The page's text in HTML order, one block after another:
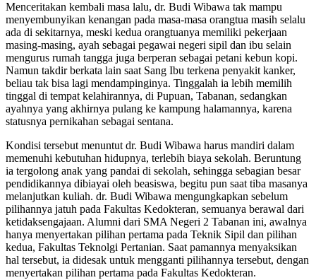
Menceritakan kembali masa lalu, dr. Budi Wibawa tak mampu
menyembunyikan kenangan pada masa-masa orangtua masih selalu
ada di sekitarnya, meski kedua orangtuanya memiliki pekerjaan
masing-masing, ayah sebagai pegawai negeri sipil dan ibu selain
mengurus rumah tangga juga berperan sebagai petani kebun kopi.
Namun takdir berkata lain saat Sang Ibu terkena penyakit kanker,
beliau tak bisa lagi mendampinginya. Tinggalah ia lebih memilih
tinggal di tempat kelahirannya, di Pupuan, Tabanan, sedangkan
ayahnya yang akhirnya pulang ke kampung halamannya, karena
statusnya pernikahan sebagai sentana.
Kondisi tersebut menuntut dr. Budi Wibawa harus mandiri dalam
memenuhi kebutuhan hidupnya, terlebih biaya sekolah. Beruntung
ia tergolong anak yang pandai di sekolah, sehingga sebagian besar
pendidikannya dibiayai oleh beasiswa, begitu pun saat tiba masanya
melanjutkan kuliah. dr. Budi Wibawa mengungkapkan sebelum
pilihannya jatuh pada Fakultas Kedokteran, semuanya berawal dari
ketidaksengajaan. Alumni dari SMA Negeri 2 Tabanan ini, awalnya
hanya menyertakan pilihan pertama pada Teknik Sipil dan pilihan
kedua, Fakultas Teknolgi Pertanian. Saat pamannya menyaksikan
hal tersebut, ia didesak untuk mengganti pilihannya tersebut, dengan
menyertakan pilihan pertama pada Fakultas Kedokteran.